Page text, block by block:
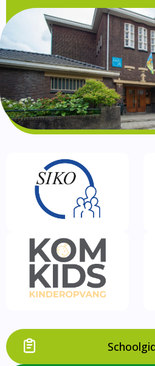
Schoolgids
Gezonde school
Kinderopvang
BSO
Routebeschrijving
Privacy